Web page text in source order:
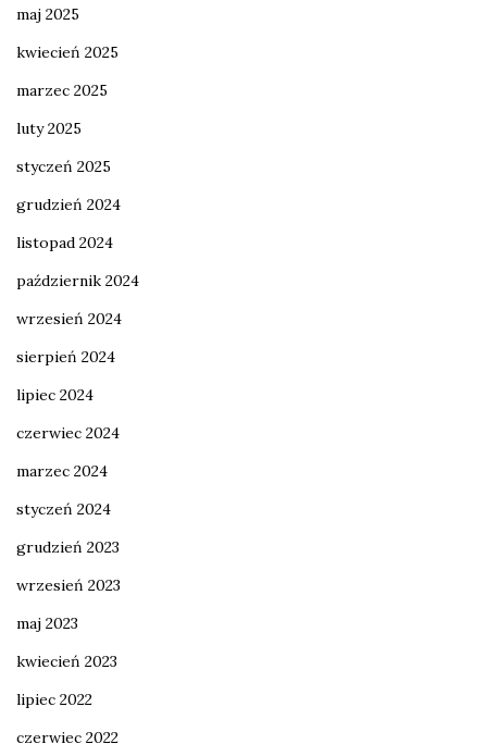
maj 2025
kwiecień 2025
marzec 2025
luty 2025
styczeń 2025
grudzień 2024
listopad 2024
październik 2024
wrzesień 2024
sierpień 2024
lipiec 2024
czerwiec 2024
marzec 2024
styczeń 2024
grudzień 2023
wrzesień 2023
maj 2023
kwiecień 2023
lipiec 2022
czerwiec 2022